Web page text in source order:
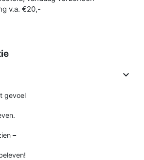
v.a. €20,-

gevoel
–